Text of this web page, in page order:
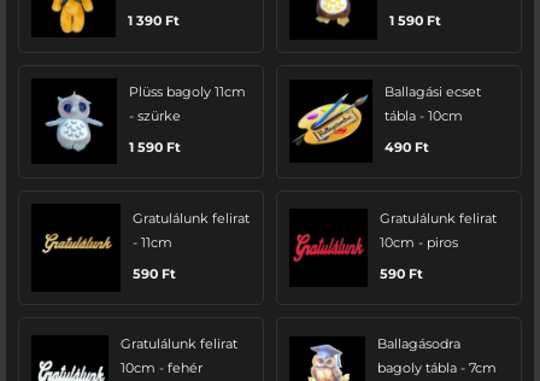
1 390 Ft
1 590 Ft
Plüss bagoly 11cm
- szürke
1 590 Ft
Ballagási ecset
tábla - 10cm
490 Ft
Gratulálunk felirat
- 11cm
590 Ft
Gratulálunk felirat
10cm - piros
590 Ft
Gratulálunk felirat
10cm - fehér
Ballagásodra
bagoly tábla - 7cm